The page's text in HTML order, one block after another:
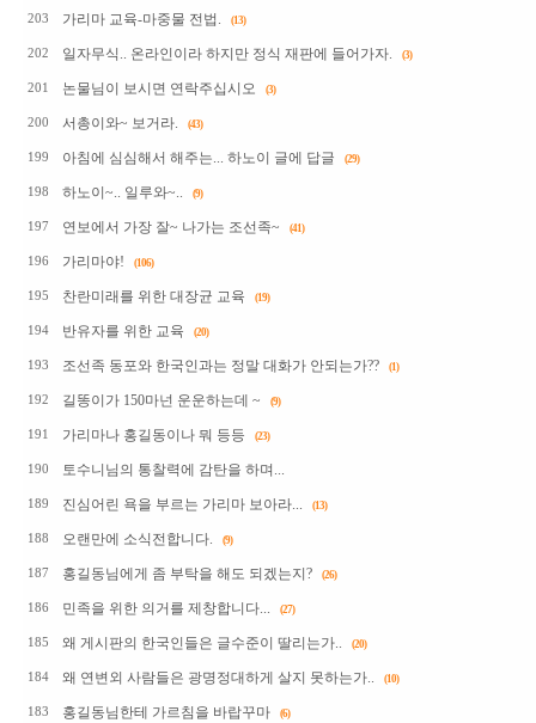
203 가리마 교육-마중물 전법. (13)
202 일자무식.. 온라인이라 하지만 정식 재판에 들어가자. (3)
201 논물님이 보시면 연락주십시오 (3)
200 서총이와~ 보거라. (43)
199 아침에 심심해서 해주는... 하노이 글에 답글 (29)
198 하노이~.. 일루와~.. (9)
197 연보에서 가장 잘~ 나가는 조선족~ (41)
196 가리마야! (106)
195 찬란미래를 위한 대장균 교육 (19)
194 반유자를 위한 교육 (20)
193 조선족 동포와 한국인과는 정말 대화가 안되는가?? (1)
192 길똥이가 150마넌 운운하는데 ~ (9)
191 가리마나 홍길동이나 뭐 등등 (23)
190 토수니님의 통찰력에 감탄을 하며...
189 진심어린 욕을 부르는 가리마 보아라... (13)
188 오랜만에 소식전합니다. (9)
187 홍길동님에게 좀 부탁을 해도 되겠는지? (26)
186 민족을 위한 의거를 제창합니다... (27)
185 왜 게시판의 한국인들은 글수준이 딸리는가.. (20)
184 왜 연변외 사람들은 광명정대하게 살지 못하는가.. (10)
183 홍길동님한테 가르침을 바랍꾸마 (6)